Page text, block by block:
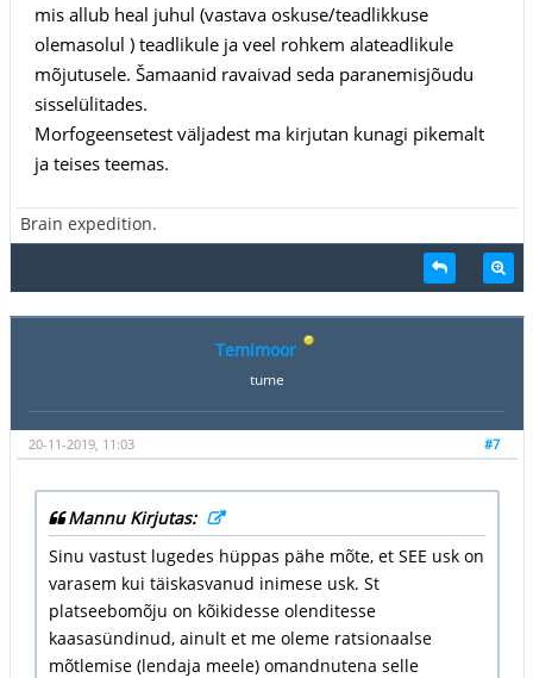
mis allub heal juhul (vastava oskuse/teadlikkuse
olemasolul ) teadlikule ja veel rohkem alateadlikule
mõjutusele. Šamaanid ravaivad seda paranemisjõudu
sisselülitades.
Morfogeensetest väljadest ma kirjutan kunagi pikemalt
ja teises teemas.
Brain expedition.
Temimoor
tume
#7
20-11-2019, 11:03
Mannu Kirjutas:
Sinu vastust lugedes hüppas pähe mõte, et SEE usk on
varasem kui täiskasvanud inimese usk. St
platseebomõju on kõikidesse olenditesse
kaasasündinud, ainult et me oleme ratsionaalse
mõtlemise (lendaja meele) omandnutena selle